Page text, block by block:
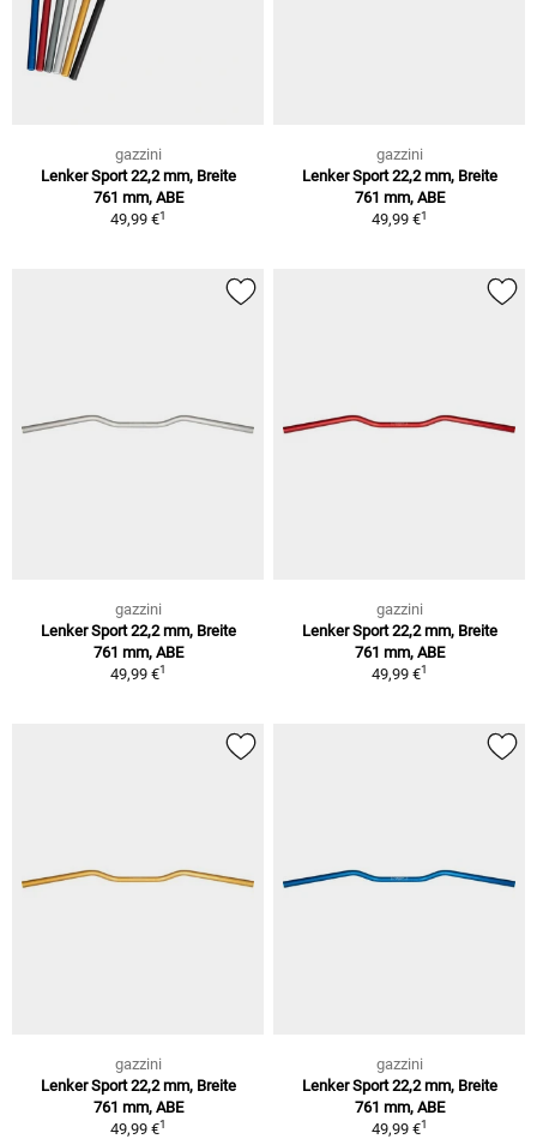
gazzini
Lenker Sport 22,2 mm, Breite
761 mm, ABE
49,99 €1
gazzini
Lenker Sport 22,2 mm, Breite
761 mm, ABE
49,99 €1
gazzini
Lenker Sport 22,2 mm, Breite
761 mm, ABE
49,99 €1
gazzini
Lenker Sport 22,2 mm, Breite
761 mm, ABE
49,99 €1
gazzini
Lenker Sport 22,2 mm, Breite
761 mm, ABE
49,99 €1
gazzini
Lenker Sport 22,2 mm, Breite
761 mm, ABE
49,99 €1